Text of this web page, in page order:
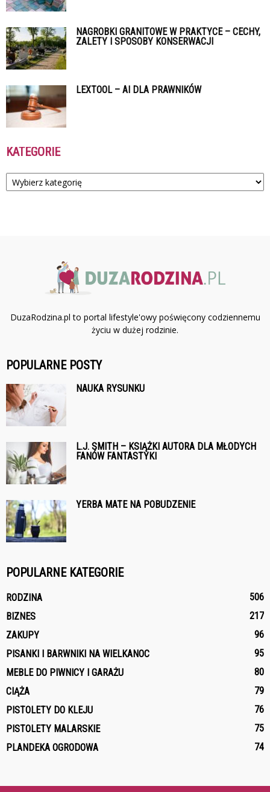
NAGROBKI GRANITOWE W PRAKTYCE – CECHY,
ZALETY I SPOSOBY KONSERWACJI
LEXTOOL – AI DLA PRAWNIKÓW
KATEGORIE
Kategorie
DuzaRodzina.pl to portal lifestyle'owy poświęcony codziennemu
życiu w dużej rodzinie.
POPULARNE POSTY
NAUKA RYSUNKU
L.J. SMITH – KSIĄŻKI AUTORA DLA MŁODYCH
FANÓW FANTASTYKI
YERBA MATE NA POBUDZENIE
POPULARNE KATEGORIE
RODZINA
506
BIZNES
217
ZAKUPY
96
PISANKI I BARWNIKI NA WIELKANOC
95
MEBLE DO PIWNICY I GARAŻU
80
CIĄŻA
79
PISTOLETY DO KLEJU
76
PISTOLETY MALARSKIE
75
PLANDEKA OGRODOWA
74